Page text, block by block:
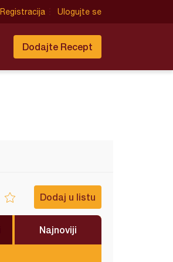
Registracija Ulogujte se
Dodajte Recept
Dodaj u listu
Najnoviji